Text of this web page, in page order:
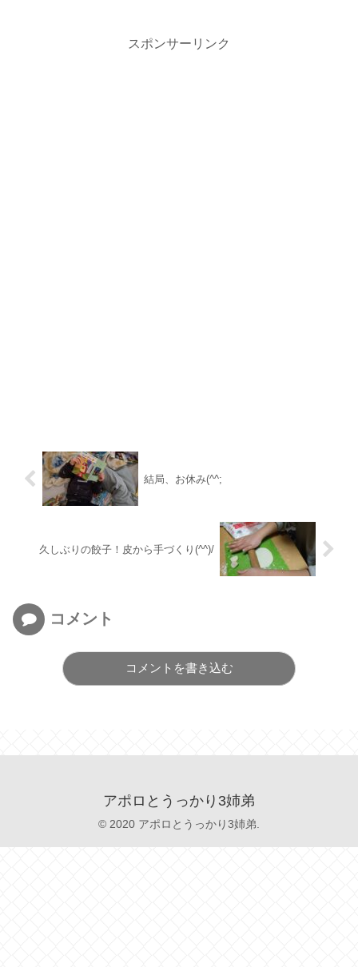
スポンサーリンク
結局、お休み(^^;
久しぶりの餃子！皮から手づくり(^^)/
コメント
コメントを書き込む
アポロとうっかり3姉弟
© 2020 アポロとうっかり3姉弟.